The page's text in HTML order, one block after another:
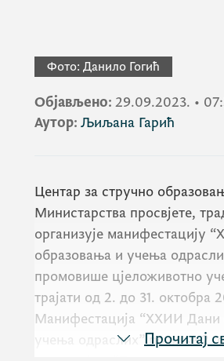
Фото: Данило Гогић
Објављено: 29.09.2023. •
Аутор: Љиљана Гарић
Центар за стручно
Министарства просвјете,
организује манифестацију
образовања и учења
промовише цјеложивотно
трајати од 2. до 31. октобра
Манифестација “XXИИ Дани
учења одраслих” почиње 2.
Прочитај